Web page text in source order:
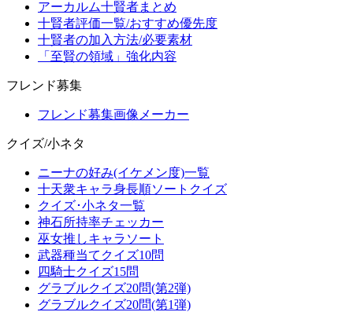
アーカルム十賢者まとめ
十賢者評価一覧/おすすめ優先度
十賢者の加入方法/必要素材
「至賢の領域」強化内容
フレンド募集
フレンド募集画像メーカー
クイズ/小ネタ
ニーナの好み(イケメン度)一覧
十天衆キャラ身長順ソートクイズ
クイズ･小ネタ一覧
神石所持率チェッカー
巫女推しキャラソート
武器種当てクイズ10問
四騎士クイズ15問
グラブルクイズ20問(第2弾)
グラブルクイズ20問(第1弾)